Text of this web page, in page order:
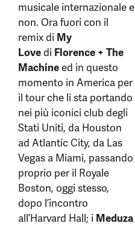
musicale internazionale e
non. Ora fuori con il
remix di My
Lovedi Florence + The
Machineed in questo
momento in America per
il tour che li sta portando
nei più iconici club degli
Stati Uniti, da Houston
ad Atlantic City, da Las
Vegas a Miami, passando
proprio per il Royale
Boston, oggi stesso,
dopo l’incontro
all’Harvard Hall; i Meduza